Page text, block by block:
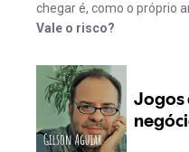
chegar é, como o próprio
Vale o risco?